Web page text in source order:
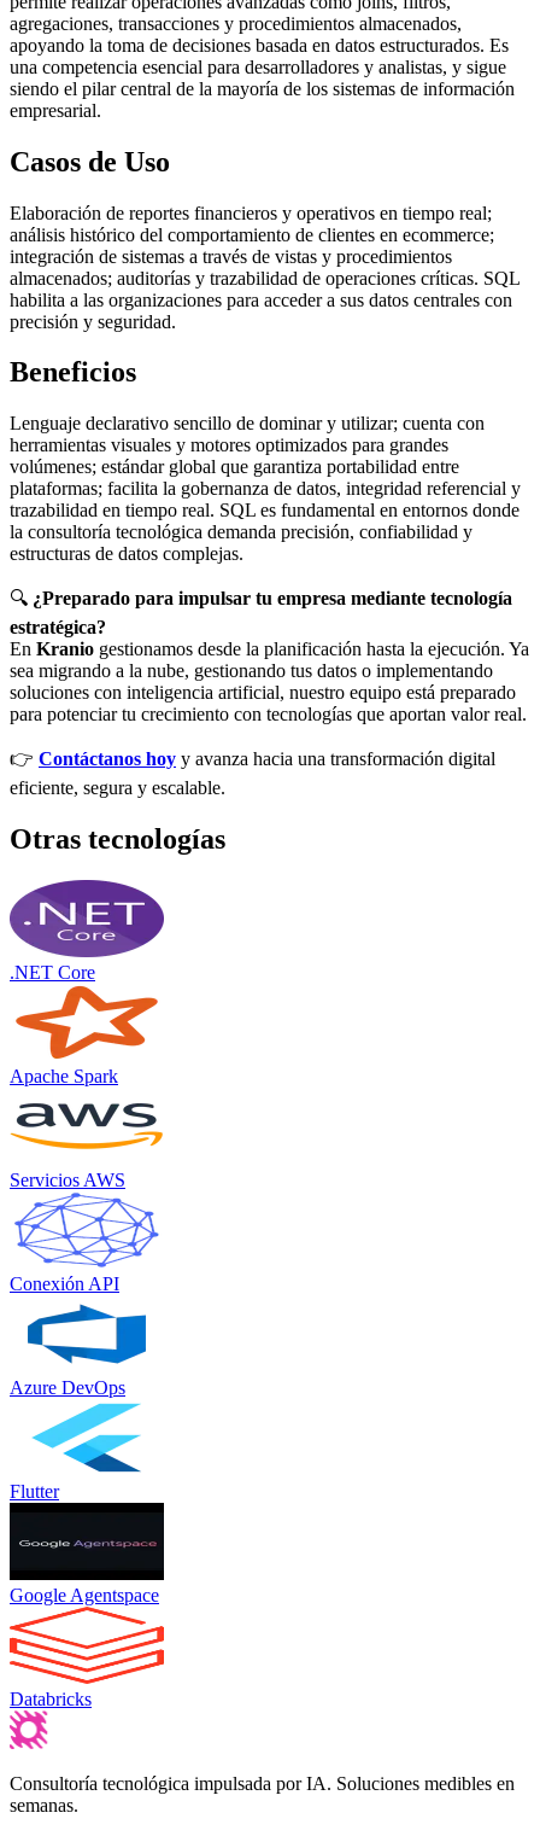
agregaciones, transacciones y procedimientos almacenados,
apoyando la toma de decisiones basada en datos estructurados. Es
una competencia esencial para desarrolladores y analistas, y sigue
siendo el pilar central de la mayoría de los sistemas de información
empresarial.
Casos de Uso
Elaboración de reportes financieros y operativos en tiempo real;
análisis histórico del comportamiento de clientes en ecommerce;
integración de sistemas a través de vistas y procedimientos
almacenados; auditorías y trazabilidad de operaciones críticas. SQL
habilita a las organizaciones para acceder a sus datos centrales con
precisión y seguridad.
Beneficios
Lenguaje declarativo sencillo de dominar y utilizar; cuenta con
herramientas visuales y motores optimizados para grandes
volúmenes; estándar global que garantiza portabilidad entre
plataformas; facilita la gobernanza de datos, integridad referencial y
trazabilidad en tiempo real. SQL es fundamental en entornos donde
la consultoría tecnológica demanda precisión, confiabilidad y
estructuras de datos complejas.
🔍 ¿Preparado para impulsar tu empresa mediante tecnología
estratégica?
En Kranio gestionamos desde la planificación hasta la ejecución. Ya
sea migrando a la nube, gestionando tus datos o implementando
soluciones con inteligencia artificial, nuestro equipo está preparado
para potenciar tu crecimiento con tecnologías que aportan valor real.
👉 Contáctanos hoy y avanza hacia una transformación digital
eficiente, segura y escalable.
Otras tecnologías
.NET Core
Apache Spark
Servicios AWS
Conexión API
Azure DevOps
Flutter
Google Agentspace
Databricks
Consultoría tecnológica impulsada por IA. Soluciones medibles en
semanas.